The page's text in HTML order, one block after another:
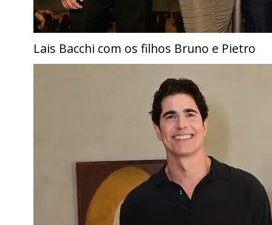
Lais Bacchi com os filhos Bruno e Pietro